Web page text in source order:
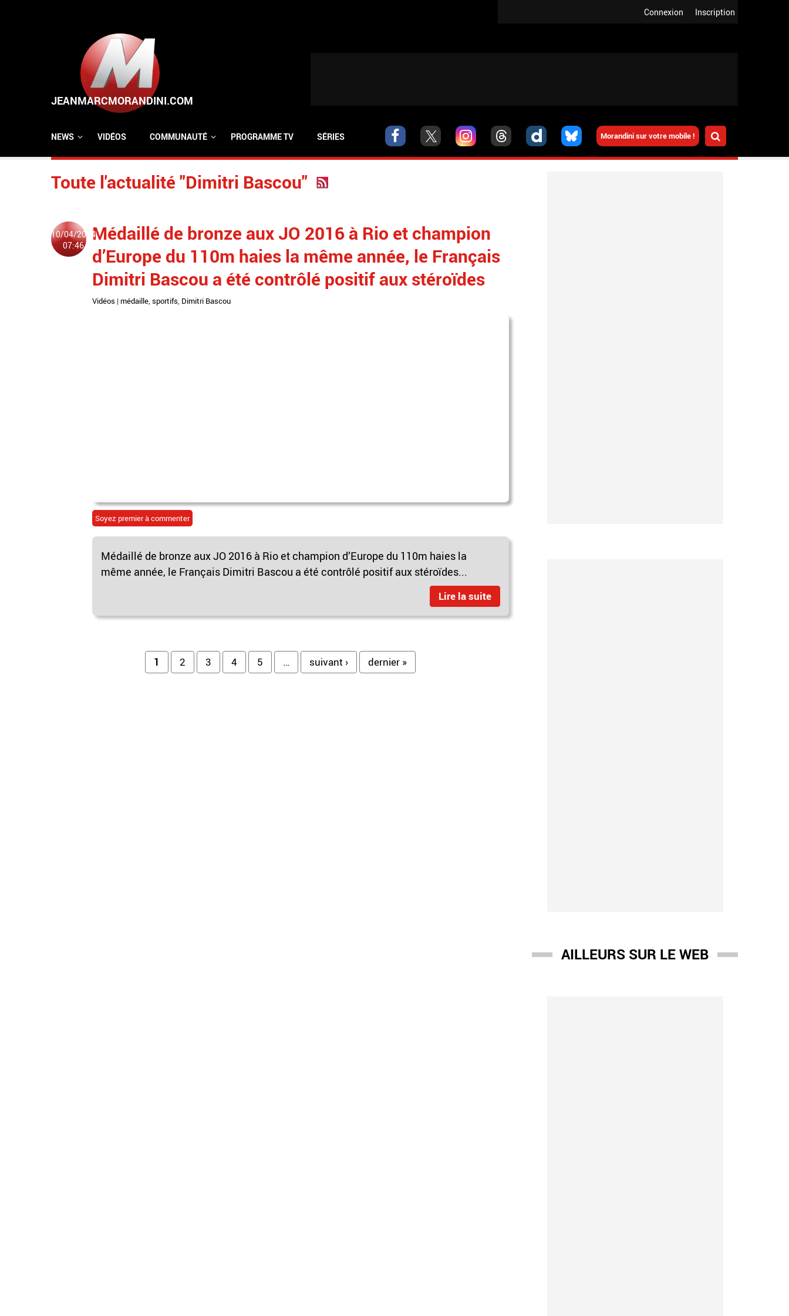
Inscription
Connexion
Morandini sur votre mobile !
NEWS VIDÉOS COMMUNAUTÉ PROGRAMME TV SÉRIES
Toute l'actualité "Dimitri Bascou"
10/04/2024
07:46
Médaillé de bronze aux JO 2016 à Rio et champion
d’Europe du 110m haies la même année, le Français
Dimitri Bascou a été contrôlé positif aux stéroïdes
Vidéos | médaille, sportifs, Dimitri Bascou
Soyez premier à commenter
Médaillé de bronze aux JO 2016 à Rio et champion d’Europe du 110m haies la
même année, le Français Dimitri Bascou a été contrôlé positif aux stéroïdes...
Lire la suite
1 2 3 4 5 … suivant › dernier »
AILLEURS SUR LE WEB